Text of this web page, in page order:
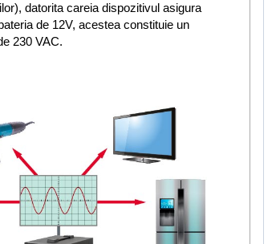
datorita careia dispozitivul asigura
de 12V, acestea constituie un
230 VAC.